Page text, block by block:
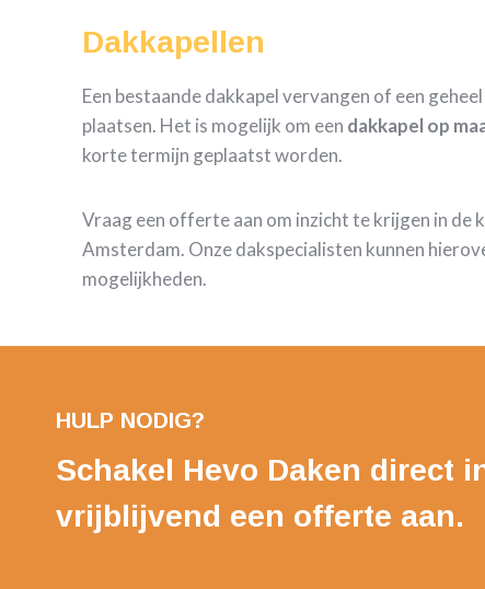
Dakkapellen
Een bestaande dakkapel vervangen of een
plaatsen. Het is mogelijk om een dakkapel op
korte termijn geplaatst worden.
Vraag een offerte aan om inzicht te krijgen in de
Amsterdam. Onze dakspecialisten kunnen
mogelijkheden.
HULP NODIG?
Schakel Hevo Daken direct
vrijblijvend een offerte aan.